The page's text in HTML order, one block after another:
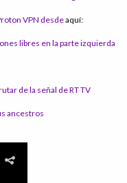
VPN desdeaquí:
libres en la parte izquierda
de la señal de RT TV
ancestros